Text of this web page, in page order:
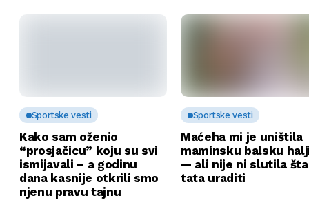
Sportske vesti
Kako sam oženio
“prosjačicu” koju su svi
ismijavali – a godinu
dana kasnije otkrili smo
njenu pravu tajnu
Sportske vesti
Maćeha mi je uništila
maminsku balsku
— ali nije ni slutila
tata uraditi